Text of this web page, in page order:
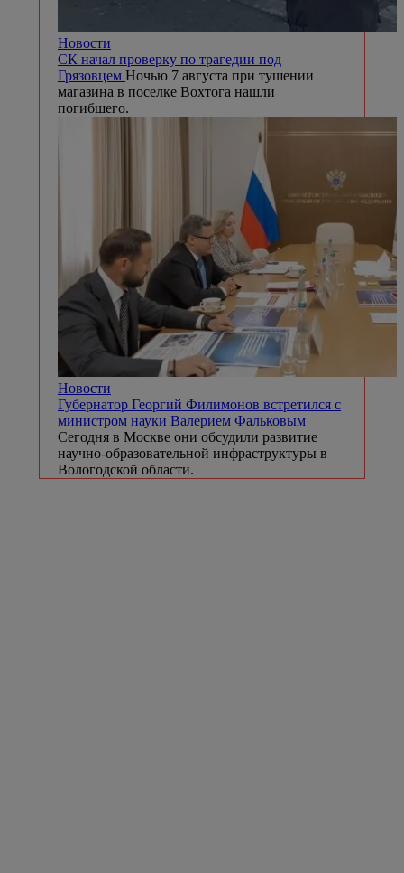
Новости
СК начал проверку по трагедии под
Грязовцем Ночью 7 августа при тушении
магазина в поселке Вохтога нашли
погибшего.
Новости
Губернатор Георгий Филимонов встретился с
министром науки Валерием Фальковым
Сегодня в Москве они обсудили развитие
научно-образовательной инфраструктуры в
Вологодской области.